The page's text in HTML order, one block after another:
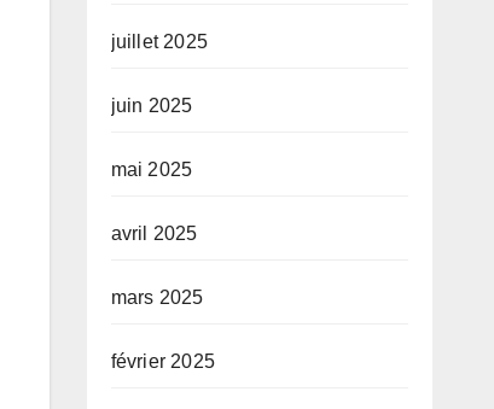
juillet 2025
juin 2025
mai 2025
avril 2025
mars 2025
février 2025